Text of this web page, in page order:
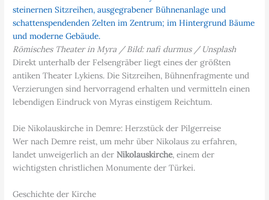
Römisches Theater in Myra / Bild: nafi durmus / Unsplash
Direkt unterhalb der Felsengräber liegt eines der größten
antiken Theater Lykiens. Die Sitzreihen, Bühnenfragmente und
Verzierungen sind hervorragend erhalten und vermitteln einen
lebendigen Eindruck von Myras einstigem Reichtum.
Die Nikolauskirche in Demre: Herzstück der Pilgerreise
Wer nach Demre reist, um mehr über Nikolaus zu erfahren,
landet unweigerlich an derNikolauskirche, einem der
wichtigsten christlichen Monumente der Türkei.
Geschichte der Kirche